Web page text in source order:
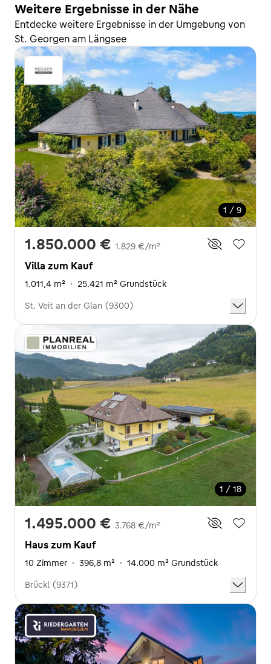
Weitere Ergebnisse in der Nähe
Entdecke weitere Ergebnisse in der Umgebung von
St. Georgen am Längsee
1 / 9
1.850.000 € 1.829 €/m²
Villa zum Kauf
1.011,4 m² · 25.421 m² Grundstück
St. Veit an der Glan (9300)
1 / 18
1.495.000 € 3.768 €/m²
Haus zum Kauf
10 Zimmer · 396,8 m² · 14.000 m² Grundstück
Brückl (9371)